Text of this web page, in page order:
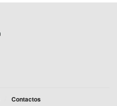
Contactos